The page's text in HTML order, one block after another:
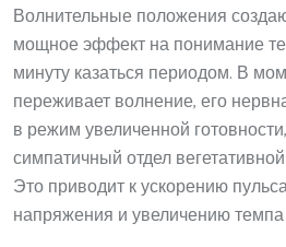
Волнительные положения
мощное эффект на понимание
минуту казаться периодом. В
переживает волнение, его
в режим увеличенной
симпатичный отдел
Это приводит к ускорению
напряжения и увеличению